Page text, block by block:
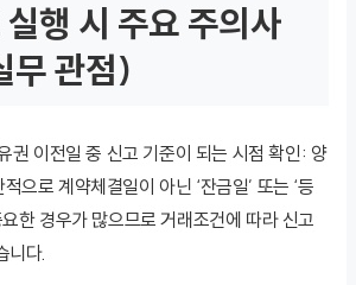
행 시 주요 주의사
무 관점)
권 이전일 중 신고 기준이 되는 시점 확인: 양
으로 계약체결일이 아닌 ‘잔금일’ 또는 ‘등
한 경우가 많으므로 거래조건에 따라 신고
니다.